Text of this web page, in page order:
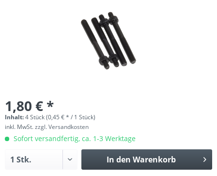
1,80 € *
Inhalt:4 Stück (0,45 € * / 1 Stück)
inkl. MwSt.zzgl. Versandkosten
Sofort versandfertig, ca. 1-3 Werktage
In den Warenkorb